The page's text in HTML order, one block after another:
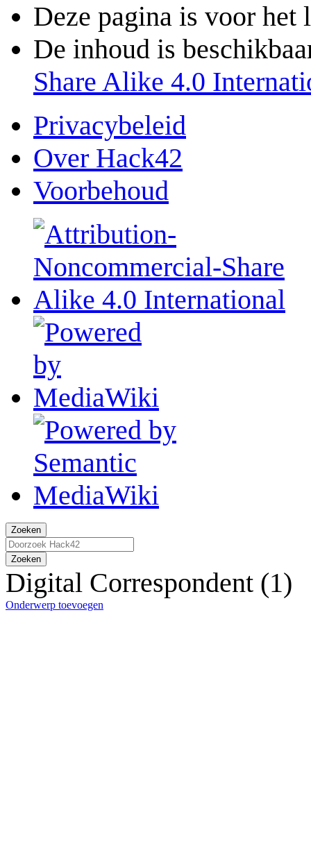
Deze pagina is voor het
De inhoud is
Share Alike 4.0
Privacybeleid
Over Hack42
Voorbehoud
Zoeken
Zoeken
Digital Correspondent (1)
Onderwerp toevoegen